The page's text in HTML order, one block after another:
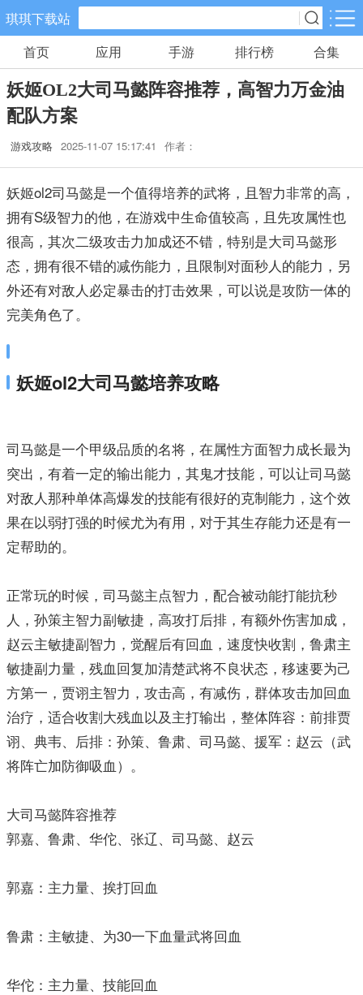
琪琪下载站
手游分类 应用分类
卡牌回合
461款手游
休闲益智
角色扮演
棋牌游戏
0款手游
飞行射击
27款手游
动作格斗
25款手游
策略塔防
体育竞速
冒险解谜
模拟经营
22款手游
音乐舞蹈
儿童教育
首页 应用 手游 排行榜 合集
妖姬OL2大司马懿阵容推荐，高智力万金油
配队方案
游戏攻略 2025-11-07 15:17:41 作者：
妖姬ol2司马懿是一个值得培养的武将，且智力非常的高，
拥有S级智力的他，在游戏中生命值较高，且先攻属性也
很高，其次二级攻击力加成还不错，特别是大司马懿形
态，拥有很不错的减伤能力，且限制对面秒人的能力，另
外还有对敌人必定暴击的打击效果，可以说是攻防一体的
完美角色了。
妖姬ol2大司马懿培养攻略
司马懿是一个甲级品质的名将，在属性方面智力成长最为
突出，有着一定的输出能力，其鬼才技能，可以让司马懿
对敌人那种单体高爆发的技能有很好的克制能力，这个效
果在以弱打强的时候尤为有用，对于其生存能力还是有一
定帮助的。
正常玩的时候，司马懿主点智力，配合被动能打能抗秒
人，孙策主智力副敏捷，高攻打后排，有额外伤害加成，
赵云主敏捷副智力，觉醒后有回血，速度快收割，鲁肃主
敏捷副力量，残血回复加清楚武将不良状态，移速要为己
方第一，贾诩主智力，攻击高，有减伤，群体攻击加回血
治疗，适合收割大残血以及主打输出，整体阵容：前排贾
诩、典韦、后排：孙策、鲁肃、司马懿、援军：赵云（武
将阵亡加防御吸血）。
大司马懿阵容推荐
郭嘉、鲁肃、华佗、张辽、司马懿、赵云
郭嘉：主力量、挨打回血
鲁肃：主敏捷、为30一下血量武将回血
华佗：主力量、技能回血